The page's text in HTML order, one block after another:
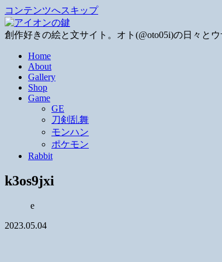
コンテンツへスキップ
創作好きの絵と文サイト。オト(@oto05i)の日々と
Home
About
Gallery
Shop
Game
GE
刀剣乱舞
モンハン
ポケモン
Rabbit
k3os9jxi
e
2023.05.04